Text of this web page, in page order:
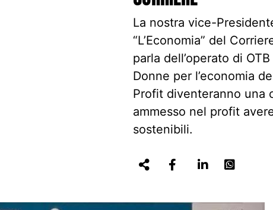
La nostra vice-
“L’Economia” del
parla dell’operato di
Donne per l’economia
Profit diventeranno una
ammesso nel profit
sostenibili.